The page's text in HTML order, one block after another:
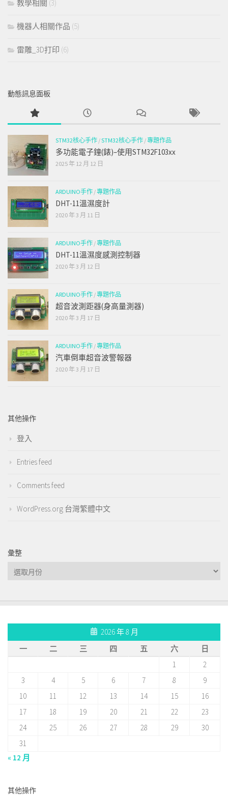
教學相關 (3)
機器人相關作品 (5)
雷雕_3D打印 (6)
動態訊息面板
STM32核心手作 /STM32核心手作 /專題作品
多功能電子鐘(錶)–使用STM32F103xx
2025 年 12 月 12 日
ARDUINO手作 /專題作品
DHT-11溫濕度計
2020 年 3 月 11 日
ARDUINO手作 /專題作品
DHT-11溫濕度感測控制器
2020 年 3 月 12 日
ARDUINO手作 /專題作品
超音波測距器(身高量測器)
2020 年 3 月 17 日
ARDUINO手作 /專題作品
汽車倒車超音波警報器
2020 年 3 月 17 日
其他操作
登入
Entries feed
Comments feed
WordPress.org 台灣繁體中文
彙整
彙
2026 年 8 月
一
二 三 四 五 六
日
1
2
3
4 5 6 7 8
9
10
11 12 13 14 15
16
17
18 19 20 21 22
23
24
25 26 27 28 29
30
31
« 12 月
其他操作